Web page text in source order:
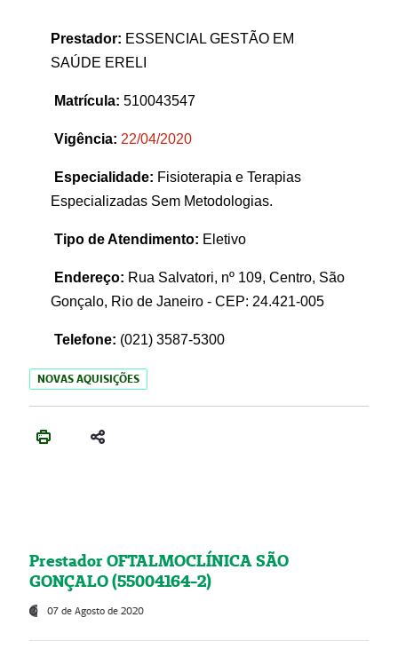
Prestador: ESSENCIAL GESTÃO EM
SAÚDE ERELI
Matrícula: 510043547
Vigência: 22/04/2020
Especialidade: Fisioterapia e Terapias
Especializadas Sem Metodologias.
Tipo de Atendimento: Eletivo
Endereço: Rua Salvatori, nº 109, Centro, São
Gonçalo, Rio de Janeiro - CEP: 24.421-005
Telefone: (021) 3587-5300
NOVAS AQUISIÇÕES
Prestador OFTALMOCLÍNICA SÃO
GONÇALO (55004164-2)
07 de Agosto de 2020